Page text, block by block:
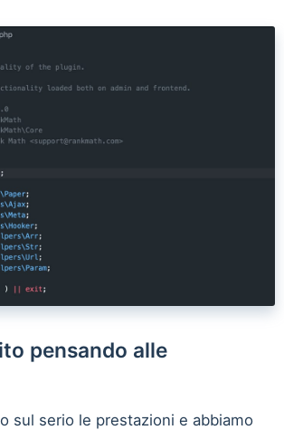
pensando alle
sul serio le prestazioni e abbiamo